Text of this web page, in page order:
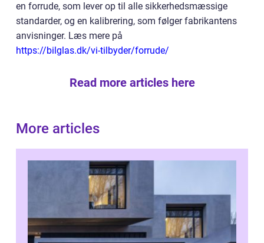
en forrude, som lever op til alle sikkerhedsmæssige
standarder, og en kalibrering, som følger fabrikantens
anvisninger. Læs mere på
https://bilglas.dk/vi-tilbyder/forrude/
Read more articles here
More articles